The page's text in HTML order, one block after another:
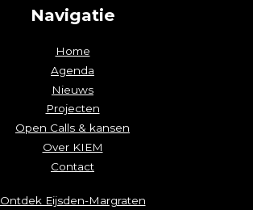
Navigatie
Home
Agenda
Nieuws
Projecten
Open Calls & kansen
Over KIEM
Contact
Ontdek Eijsden-Margraten